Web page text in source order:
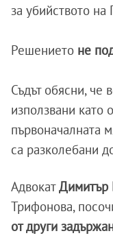
за убийството
Решението не
Съдът обясни, че
използвани като
първоначалната
са разколебани
АдвокатДимитър
Трифонова,
от други